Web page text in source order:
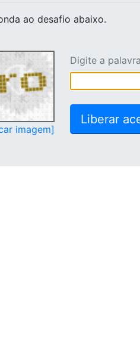
ao desafio abaixo.
imagem]
Digite a